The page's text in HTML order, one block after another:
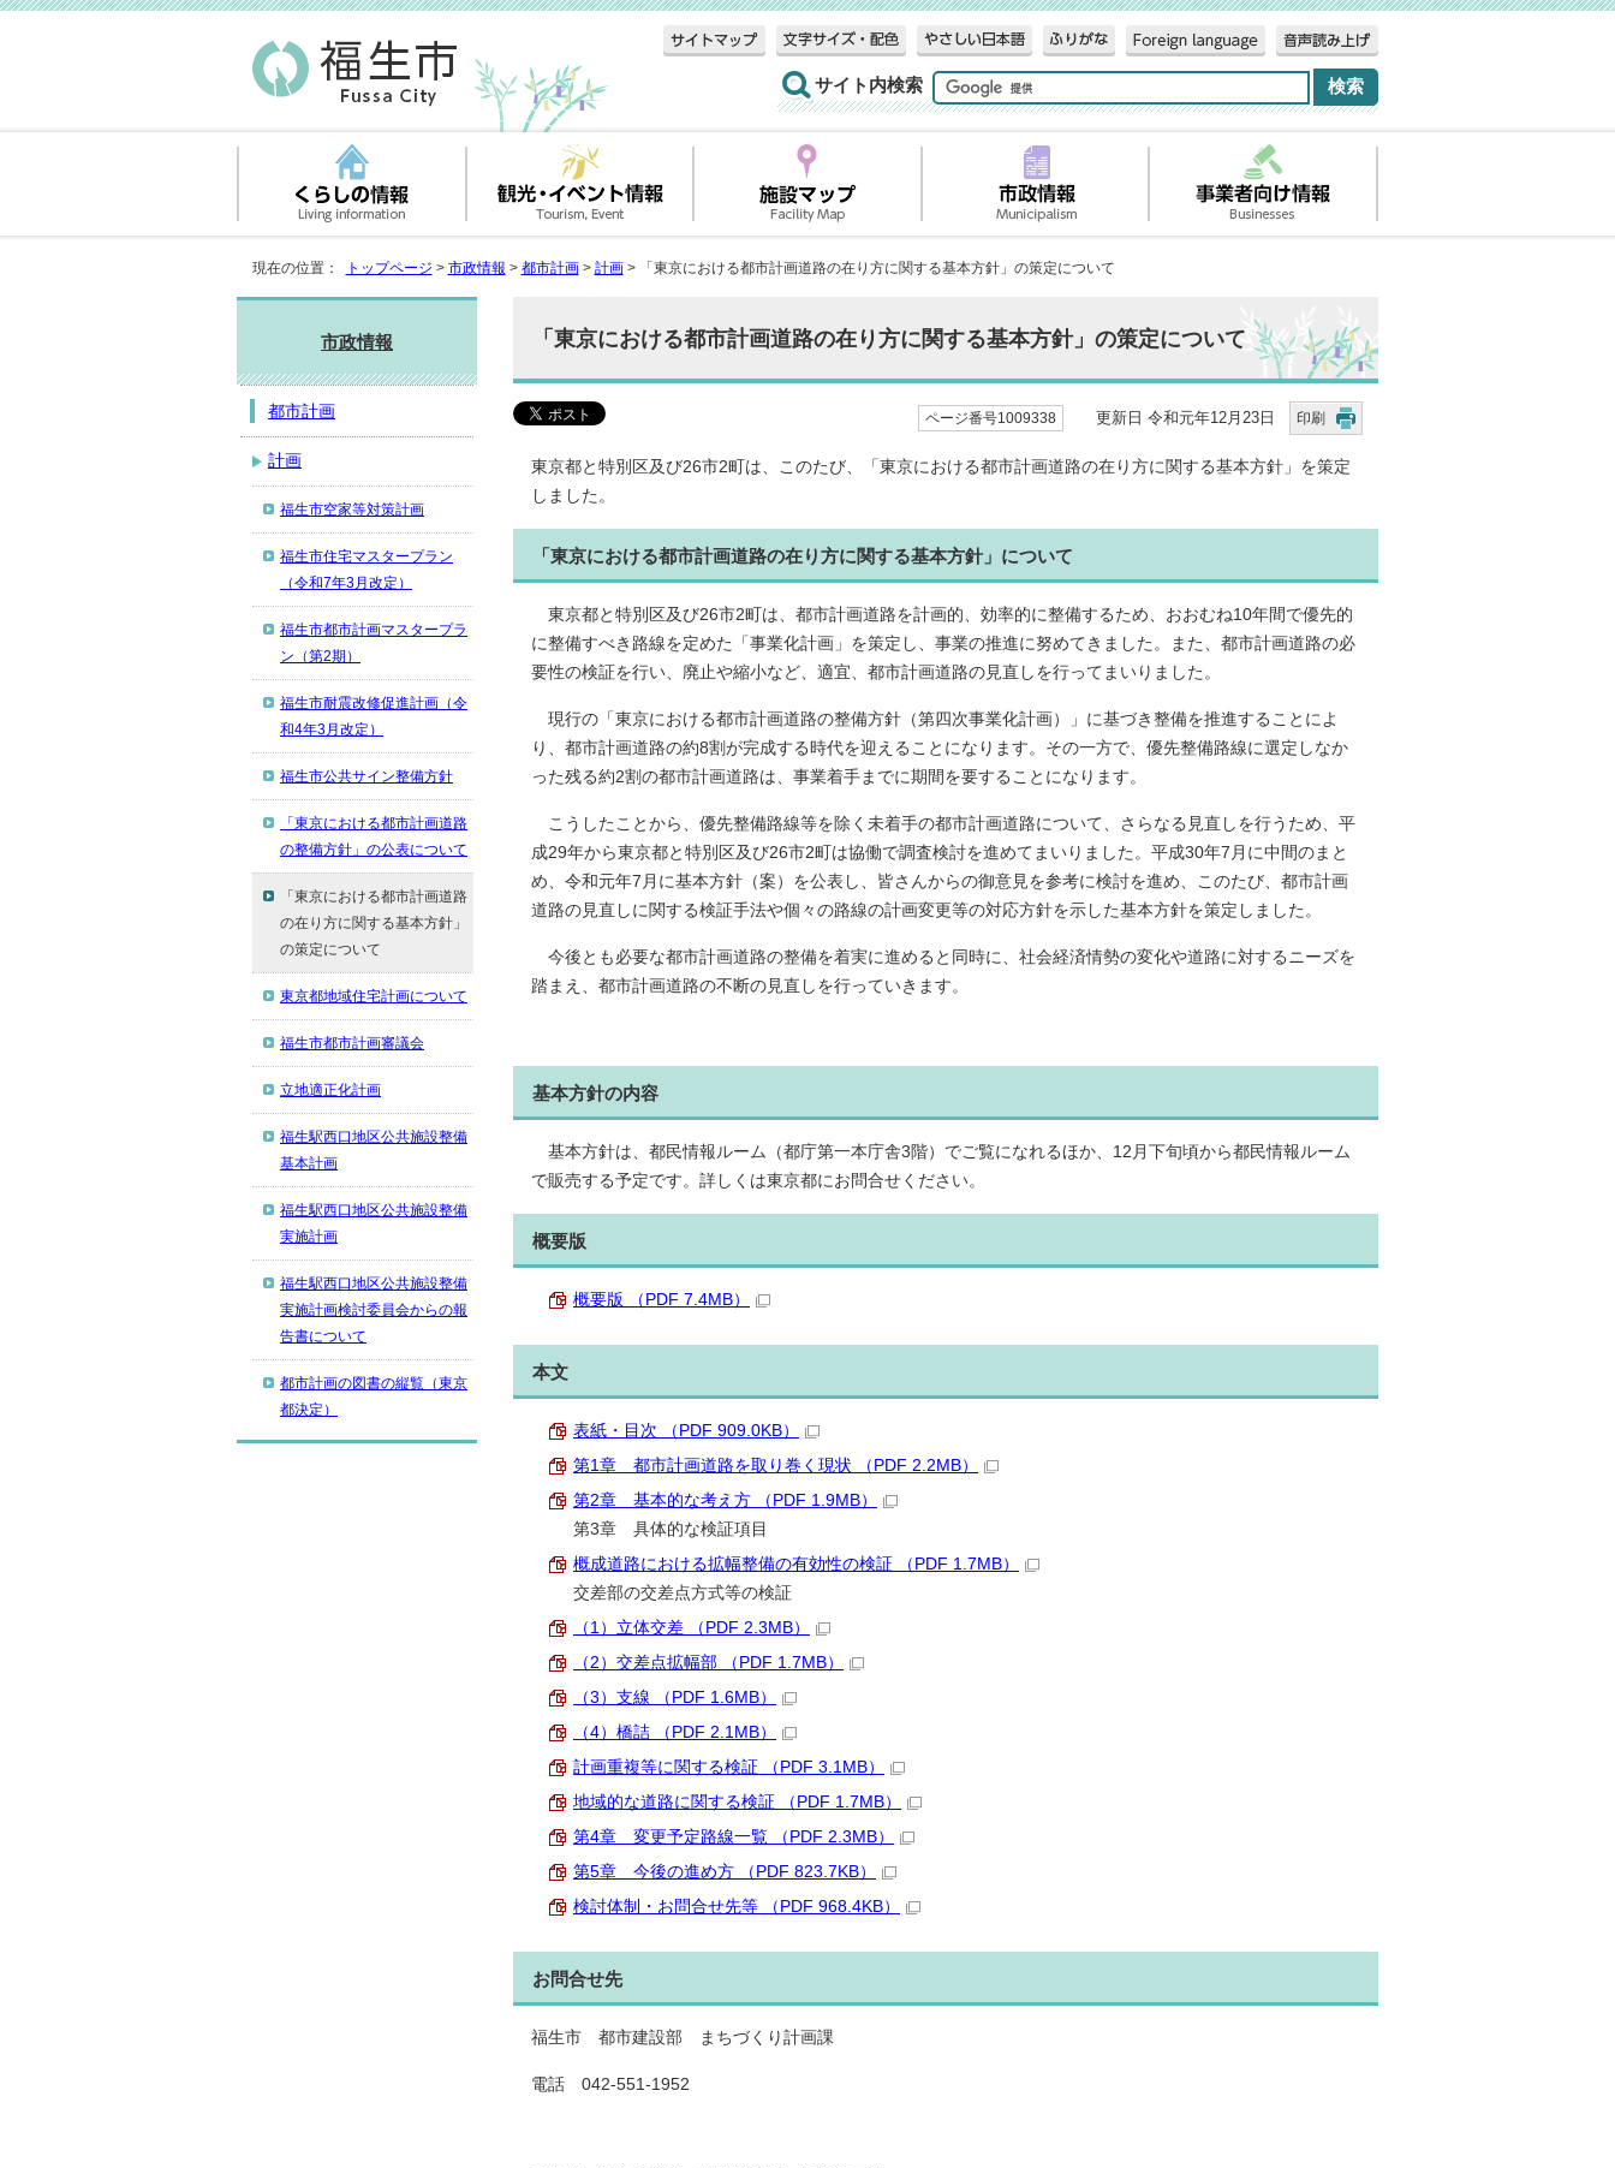
サイト内検索
現在の位置： トップページ > 市政情報 > 都市計画> 計画> 「東京における都市計画道路の在り方に関する基本方針」の策定について
「東京における都市計画道路の在り方に関する基本方針」の策定について
ページ番号1009338 更新日 令和元年12月23日 印刷
東京都と特別区及び26市2町は、このたび、「東京における都市計画道路の在り方に関する基本方針」を策定
しました。
「東京における都市計画道路の在り方に関する基本方針」について
東京都と特別区及び26市2町は、都市計画道路を計画的、効率的に整備するため、おおむね10年間で優先的
に整備すべき路線を定めた「事業化計画」を策定し、事業の推進に努めてきました。また、都市計画道路の必
要性の検証を行い、廃止や縮小など、適宜、都市計画道路の見直しを行ってまいりました。
現行の「東京における都市計画道路の整備方針（第四次事業化計画）」に基づき整備を推進することによ
り、都市計画道路の約8割が完成する時代を迎えることになります。その一方で、優先整備路線に選定しなか
った残る約2割の都市計画道路は、事業着手までに期間を要することになります。
こうしたことから、優先整備路線等を除く未着手の都市計画道路について、さらなる見直しを行うため、平
成29年から東京都と特別区及び26市2町は協働で調査検討を進めてまいりました。平成30年7月に中間のまと
め、令和元年7月に基本方針（案）を公表し、皆さんからの御意見を参考に検討を進め、このたび、都市計画
道路の見直しに関する検証手法や個々の路線の計画変更等の対応方針を示した基本方針を策定しました。
今後とも必要な都市計画道路の整備を着実に進めると同時に、社会経済情勢の変化や道路に対するニーズを
踏まえ、都市計画道路の不断の見直しを行っていきます。
基本方針の内容
基本方針は、都民情報ルーム（都庁第一本庁舎3階）でご覧になれるほか、12月下旬頃から都民情報ルーム
で販売する予定です。詳しくは東京都にお問合せください。
概要版
概要版 （PDF 7.4MB）
本文
表紙・目次 （PDF 909.0KB）
第1章 都市計画道路を取り巻く現状 （PDF 2.2MB）
第2章 基本的な考え方 （PDF 1.9MB）
第3章 具体的な検証項目
概成道路における拡幅整備の有効性の検証 （PDF 1.7MB）
交差部の交差点方式等の検証
（1）立体交差 （PDF 2.3MB）
（2）交差点拡幅部 （PDF 1.7MB）
（3）支線 （PDF 1.6MB）
（4）橋詰 （PDF 2.1MB）
計画重複等に関する検証 （PDF 3.1MB）
地域的な道路に関する検証 （PDF 1.7MB）
第4章 変更予定路線一覧 （PDF 2.3MB）
第5章 今後の進め方 （PDF 823.7KB）
検討体制・お問合せ先等 （PDF 968.4KB）
お問合せ先
福生市 都市建設部 まちづくり計画課
電話 042-551-1952
市政情報
都市計画
計画
福生市空家等対策計画
福生市住宅マスタープラン
（令和7年3月改定）
福生市都市計画マスタープラ
ン（第2期）
福生市耐震改修促進計画（令
和4年3月改定）
福生市公共サイン整備方針
「東京における都市計画道路
の整備方針」の公表について
「東京における都市計画道路
の在り方に関する基本方針」
の策定について
東京都地域住宅計画について
福生市都市計画審議会
立地適正化計画
福生駅西口地区公共施設整備
基本計画
福生駅西口地区公共施設整備
実施計画
福生駅西口地区公共施設整備
実施計画検討委員会からの報
告書について
都市計画の図書の縦覧（東京
都決定）